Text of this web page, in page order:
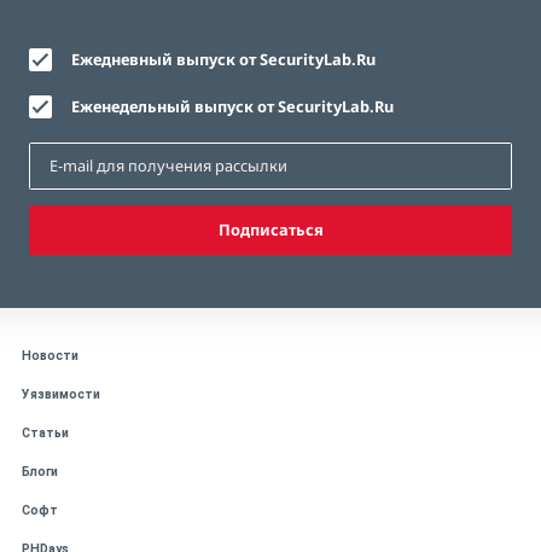
Ежедневный выпуск от SecurityLab.Ru
Еженедельный выпуск от SecurityLab.Ru
Подписаться
Новости
Уязвимости
Статьи
Блоги
Софт